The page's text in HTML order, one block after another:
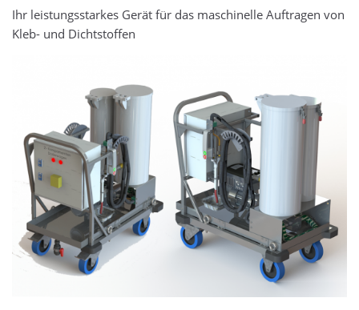
Ihr leistungsstarkes Gerät für das maschinelle Auftragen von
Kleb- und Dichtstoffen